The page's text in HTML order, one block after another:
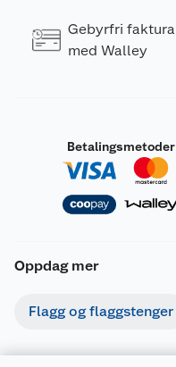
Gebyrfri faktura
med Walley
Betalingsmetoder
Oppdag mer
Flagg og flaggstenger